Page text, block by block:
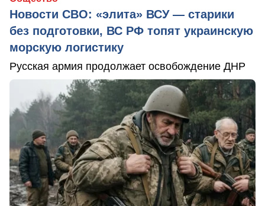
Новости СВО: «элита» ВСУ — старики
без подготовки, ВС РФ топят украинскую
морскую логистику
Русская армия продолжает освобождение ДНР